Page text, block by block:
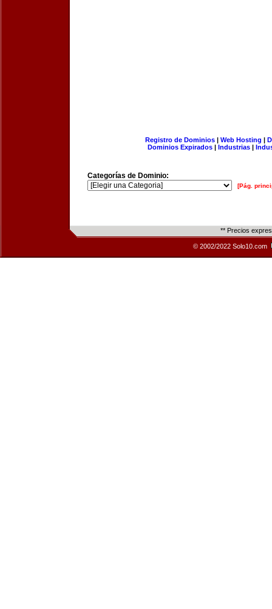
Registro de Dominios| Web Hosting |
Dominios Expirados | Industrias |
Categorías de Dominio:
[Pág.
** Precios
© 2002/2022 Solo10.com